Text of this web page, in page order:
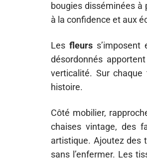
bougies disséminées à
à la confidence et aux
Les fleurss’imposent
désordonnés
verticalité. Sur
histoire.
Côté mobilier,
chaises vintage, des
artistique. Ajoutez des
sans l’enfermer. Les